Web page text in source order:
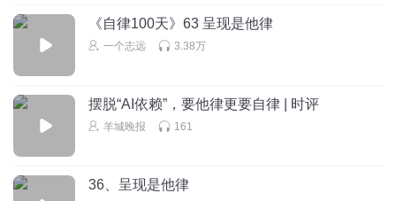
间表第一位的，就应该是教育孩子，因为这是和你的未来、
家庭的未来联系最紧密的一件事。
生活中“做减法”：
减少玩手机的时间。进门找固定的地点，夫妻双双把手机放
起来。别怕耽误事，该你的事别人不会放过你，会找你的。
减少家务时间。把家里收拾的极整洁，看起来也干了活，心
里坦然了，但其实有时候，这是一个逃避责任的借口。
《自律100天》63 呈现是他律
一个志远 3.38万
摆脱“AI依赖”，要他律更要自律 | 时评
羊城晚报 161
36、呈现是他律